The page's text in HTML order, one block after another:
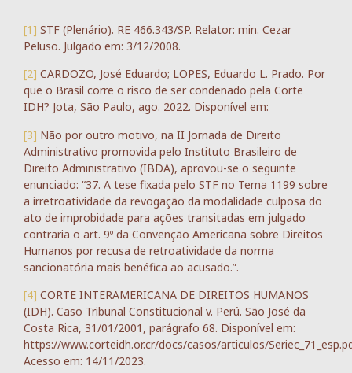
[1] STF (Plenário). RE 466.343/SP. Relator: min. Cezar
Peluso. Julgado em: 3/12/2008.
[2] CARDOZO, José Eduardo; LOPES, Eduardo L. Prado. Por
que o Brasil corre o risco de ser condenado pela Corte
IDH? Jota, São Paulo, ago. 2022. Disponível em:
[3] Não por outro motivo, na II Jornada de Direito
Administrativo promovida pelo Instituto Brasileiro de
Direito Administrativo (IBDA), aprovou-se o seguinte
enunciado: “37. A tese fixada pelo STF no Tema 1199 sobre
a irretroatividade da revogação da modalidade culposa do
ato de improbidade para ações transitadas em julgado
contraria o art. 9º da Convenção Americana sobre Direitos
Humanos por recusa de retroatividade da norma
sancionatória mais benéfica ao acusado.”.
[4] CORTE INTERAMERICANA DE DIREITOS HUMANOS
(IDH). Caso Tribunal Constitucional v. Perú. São José da
Costa Rica, 31/01/2001, parágrafo 68. Disponível em:
https://www.corteidh.or.cr/docs/casos/articulos/
Acesso em: 14/11/2023.